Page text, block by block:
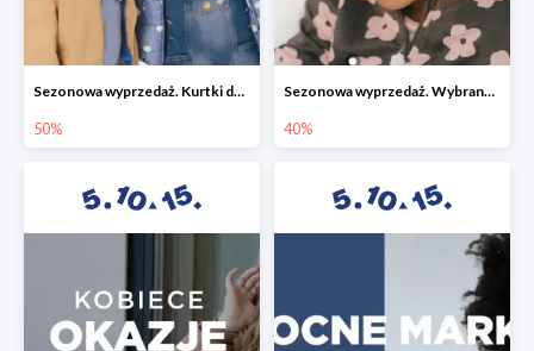
Sezonowa wyprzedaż. Kurtki do -50%
50%
Sezonowa wyprzedaż. Wybrane modele do -40%
40%